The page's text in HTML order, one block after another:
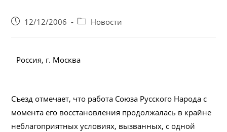
Запись12/12/2006
PostНовости
Россия, г. Москва
Съезд отмечает, что работа Союза Русского Народа с
момента его восстановления продолжалась в крайне
неблагоприятных условиях, вызванных, с одной